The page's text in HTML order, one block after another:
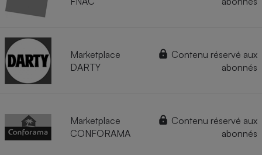
Marketplace
DARTY
Contenu réservé aux
abonnés
Marketplace
CONFORAMA
Contenu réservé aux
abonnés